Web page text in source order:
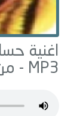
اغنية
MP3 - من البوم